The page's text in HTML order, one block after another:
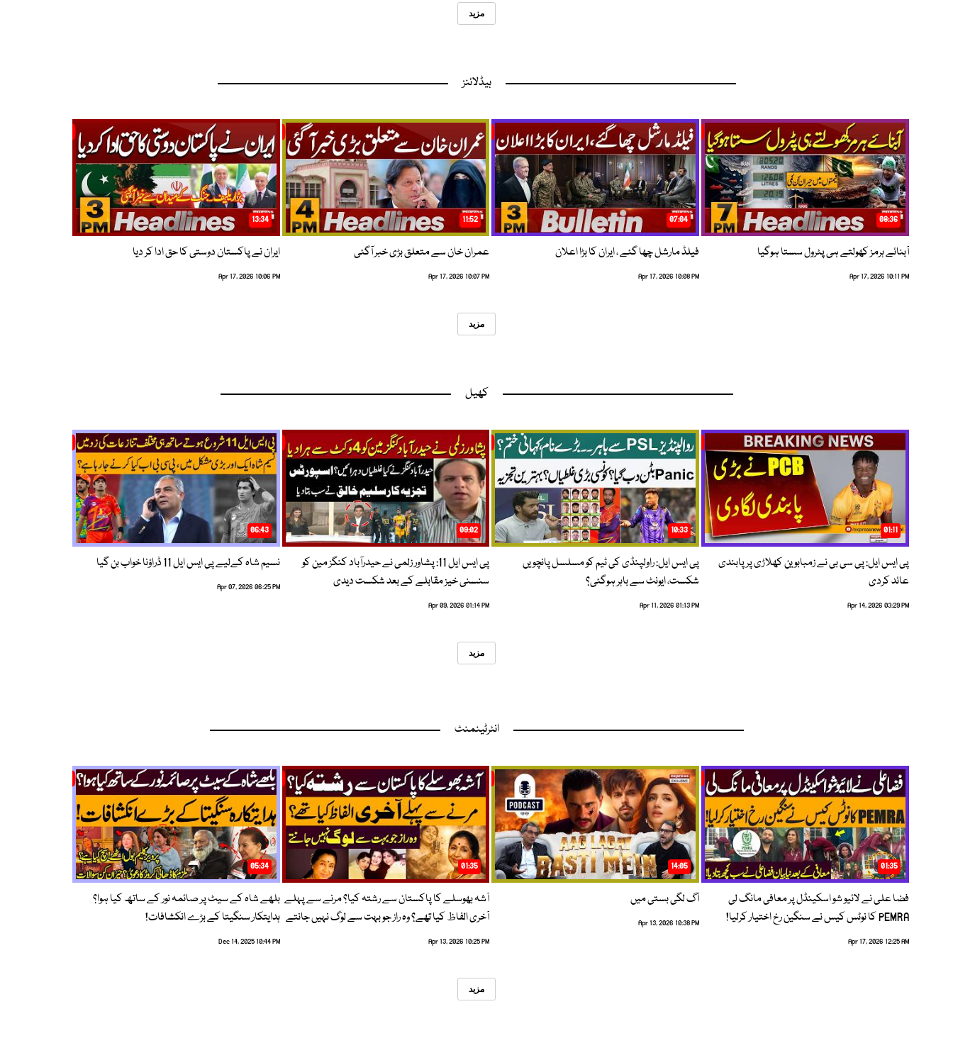
مزید
ہیڈلائنز
08:36
آبنائے ہرمز کھولتے ہی پٹرول سستا ہوگیا
Apr 17, 2026 10:11 PM
07:04
فیلڈ مارشل چھا گئے ، ایران کا بڑا اعلان
Apr 17, 2026 10:08 PM
11:52
عمران خان سے متعلق بڑی خبر آگئی
Apr 17, 2026 10:07 PM
13:34
ایران نے پاکستان دوستی کا حق ادا کر دیا
Apr 17, 2026 10:06 PM
مزید
کھیل
01:11
پی ایس ایل: پی سی بی نے زمبابوین کھلاڑی پر پابندی
عائد کردی
Apr 14, 2026 03:29 PM
10:33
پی ایس ایل: راولپنڈی کی ٹیم کو مسلسل پانچویں
شکست، ایونٹ سے باہر ہوگئی؟
Apr 11, 2026 01:13 PM
09:02
پی ایس ایل 11: پشاور زلمی نے حیدرآباد کنگز مین کو
سنسنی خیز مقابلے کے بعد شکست دیدی
Apr 09, 2026 01:14 PM
06:43
نسیم شاہ کےلیے پی ایس ایل 11 ڈراؤنا خواب بن گیا
Apr 07, 2026 06:25 PM
مزید
انٹرٹینمنٹ
01:35
فضا علی نے لائیو شو اسکینڈل پر معافی مانگ لی
PEMRA کا نوٹس کیس نے سنگین رخ اختیار کرلیا!
Apr 17, 2026 12:25 AM
14:05
آگ لگی بستی میں
Apr 13, 2026 10:38 PM
01:35
آشہ بھوسلے کا پاکستان سے رشتہ کیا؟ مرنے سے پہلے
آخری الفاظ کیا تھے؟ وہ راز جو بہت سے لوگ نہیں جانتے
Apr 13, 2026 10:25 PM
05:34
بلھے شاہ کے سیٹ پر صائمہ نور کے ساتھ کیا ہوا؟
ہدایتکار سنگیتا کے بڑے انکشافات!
Dec 14, 2025 10:44 PM
مزید